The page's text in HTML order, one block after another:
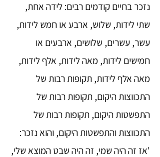
נזכר בחיים קודמים רבים: לידה אחת,
שתי לידות, שלוש, ארבע או חמש לידות,
עשר, עשרים, שלושים, ארבעים או
חמישים לידות, מאה לידות, אלף לידות,
מאה אלף לידות, תקופות רבות של
התכווצות היקום, תקופות רבות של
התפשטות היקום, תקופות רבות של
התכווצות והתפשטות היקום, והוא נזכר:
'אז זה היה שמי, זה היה שבט המוצא שלי,